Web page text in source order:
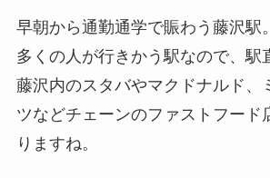
早朝から通勤通学で賑わう藤沢駅。
多くの人が行きかう駅なので、駅
藤沢内のスタバやマクドナルド、
ツなどチェーンのファストフード
りますね。